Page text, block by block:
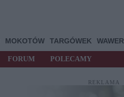
MOKOTÓW TARGÓWEK WAWER
FORUM POLECAMY
REKLAMA